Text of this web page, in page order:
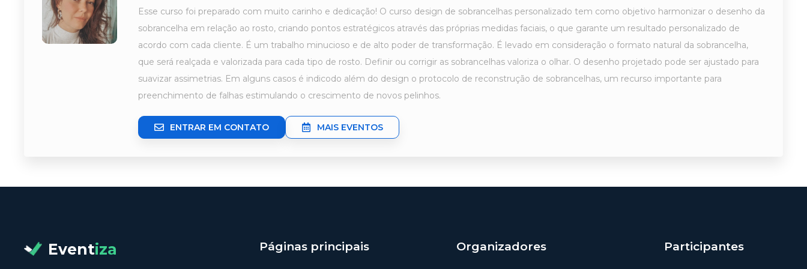
Esse curso foi preparado com muito carinho e dedicação! O curso design de sobrancelhas personalizado tem como objetivo harmonizar o desenho da
sobrancelha em relação ao rosto, criando pontos estratégicos através das próprias medidas faciais, o que garante um resultado personalizado de
acordo com cada cliente. É um trabalho minucioso e de alto poder de transformação. É levado em consideração o formato natural da sobrancelha,
que será realçada e valorizada para cada tipo de rosto. Definir ou corrigir as sobrancelhas valoriza o olhar. O desenho projetado pode ser ajustado para
suavizar assimetrias. Em alguns casos é indicodo além do design o protocolo de reconstrução de sobrancelhas, um recurso importante para
preenchimento de falhas estimulando o crescimento de novos pelinhos.
ENTRAR EM CONTATO MAIS EVENTOS
Eventiza Páginas principais Organizadores Participantes